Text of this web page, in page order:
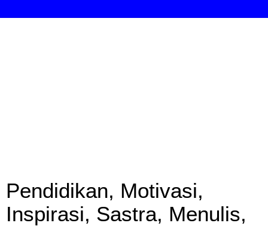
Pendidikan, Motivasi,
Inspirasi, Sastra, Menulis,